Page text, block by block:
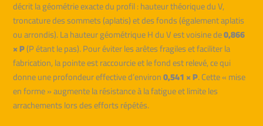
décrit la géométrie exacte du profil : hauteur théorique du V,
troncature des sommets (aplatis) et des fonds (également aplatis
ou arrondis). La hauteur géométrique H du V est voisine de0,866
× P(P étant le pas). Pour éviter les arêtes fragiles et faciliter la
fabrication, la pointe est raccourcie et le fond est relevé, ce qui
donne une profondeur effective d’environ0,541 × P. Cette « mise
en forme » augmente la résistance à la fatigue et limite les
arrachements lors des efforts répétés.